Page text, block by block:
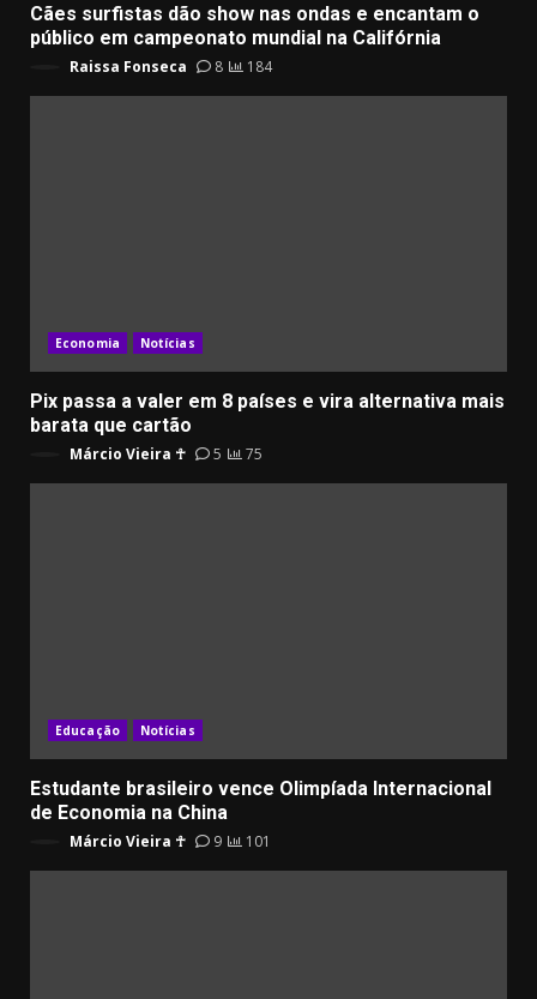
Cães surfistas dão show nas ondas e encantam o
público em campeonato mundial na Califórnia
Raissa Fonseca 8 184
Economia Notícias
Pix passa a valer em 8 países e vira alternativa mais
barata que cartão
Márcio Vieira ☥ 5 75
Educação Notícias
Estudante brasileiro vence Olimpíada Internacional
de Economia na China
Márcio Vieira ☥ 9 101